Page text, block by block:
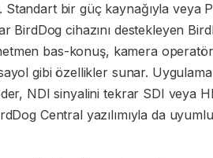
bir güç kaynağıyla veya
cihazını destekleyen
bas-konuş, kamera
gibi özellikler sunar.
NDI sinyalini tekrar SDI veya
Central yazılımıyla da